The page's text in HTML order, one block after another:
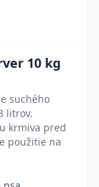
10 kg
suchého
litrov.
krmiva pred
použitie na